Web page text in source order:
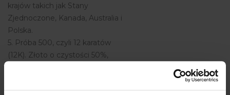
krajów takich jak Stany
Zjednoczone, Kanada, Australia i
Polska.
5. Próba 500, czyli 12 karatów
(12K). Złoto o czystości 50%,
6. Próba 375, czyli 9 karatów (9K).